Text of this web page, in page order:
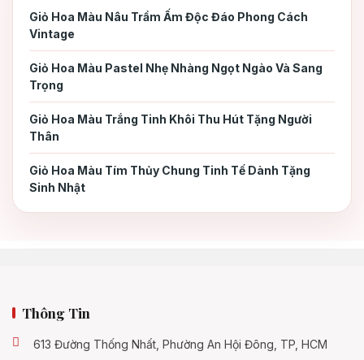
Giỏ Hoa Màu Nâu Trầm Ấm Độc Đáo Phong Cách
Vintage
Giỏ Hoa Màu Pastel Nhẹ Nhàng Ngọt Ngào Và Sang
Trọng
Giỏ Hoa Màu Trắng Tinh Khôi Thu Hút Tặng Người
Thân
Giỏ Hoa Màu Tím Thủy Chung Tinh Tế Dành Tặng
Sinh Nhật
Thông Tin
613 Đường Thống Nhất, Phường An Hội Đông, TP, HCM